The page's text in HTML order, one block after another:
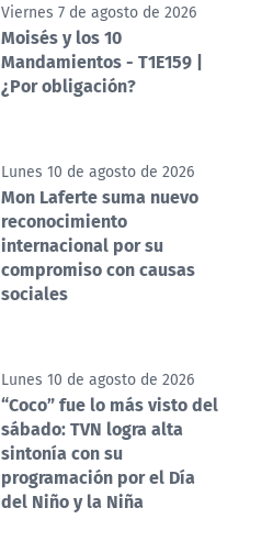
Viernes 7 de agosto de 2026
Moisés y los 10
Mandamientos - T1E159 |
¿Por obligación?
Lunes 10 de agosto de 2026
Mon Laferte suma nuevo
reconocimiento
internacional por su
compromiso con causas
sociales
Lunes 10 de agosto de 2026
“Coco” fue lo más visto del
sábado: TVN logra alta
sintonía con su
programación por el Día
del Niño y la Niña